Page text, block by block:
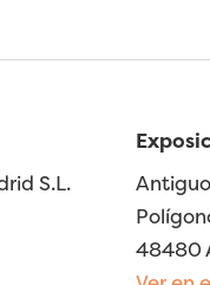
S.L.
48480